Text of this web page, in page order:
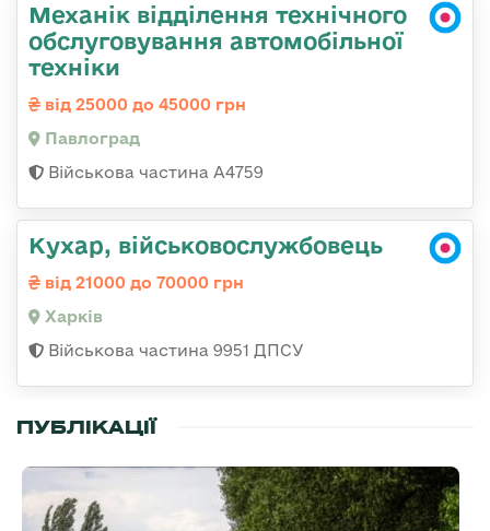
Механік відділення технічного
обслуговування автомобільної
техніки
від 25000 до 45000 грн
Павлоград
Військова частина А4759
Кухар, військовослужбовець
від 21000 до 70000 грн
Харків
Військова частина 9951 ДПСУ
ПУБЛІКАЦІЇ